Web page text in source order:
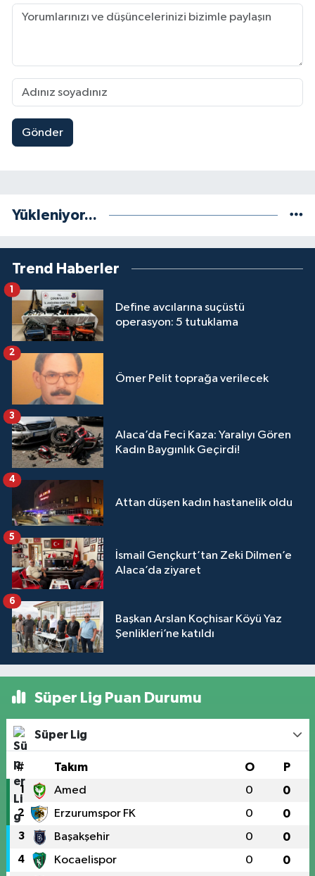
Gönder
Yükleniyor...
Trend Haberler
Define avcılarına suçüstü
operasyon: 5 tutuklama
1
Ömer Pelit toprağa verilecek
2
Alaca’da Feci Kaza: Yaralıyı Gören
Kadın Baygınlık Geçirdi!
3
Attan düşen kadın hastanelik oldu
4
İsmail Gençkurt’tan Zeki Dilmen’e
Alaca’da ziyaret
5
Başkan Arslan Koçhisar Köyü Yaz
Şenlikleri’ne katıldı
6
Süper Lig Puan Durumu
Süper Lig
# Takım O P
1 Amed 0 0
2 Erzurumspor FK 0 0
3 Başakşehir 0 0
4 Kocaelispor 0 0